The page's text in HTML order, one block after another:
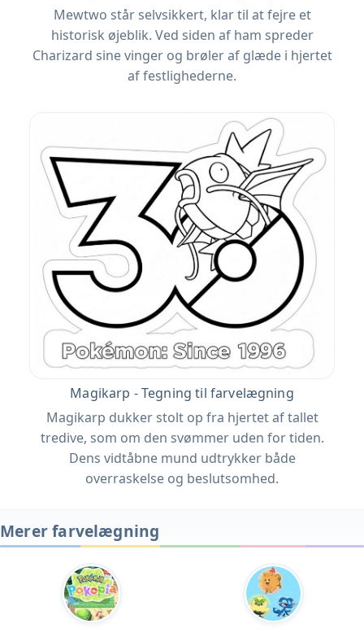
Mewtwo står selvsikkert, klar til at fejre et
historisk øjeblik. Ved siden af ​​ham spreder
Charizard sine vinger og brøler af glæde i hjertet
af festlighederne.
Magikarp - Tegning til farvelægning
Magikarp dukker stolt op fra hjertet af tallet
tredive, som om den svømmer uden for tiden.
Dens vidtåbne mund udtrykker både
overraskelse og beslutsomhed.
Merer farvelægning